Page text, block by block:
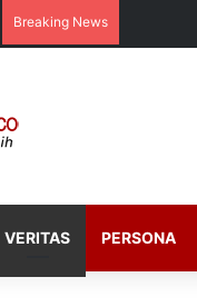
Breaking News
VERITAS PERSONA